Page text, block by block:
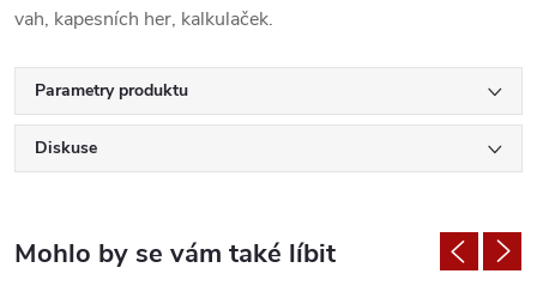
vah, kapesních her, kalkulaček.
Parametry produktu
Diskuse